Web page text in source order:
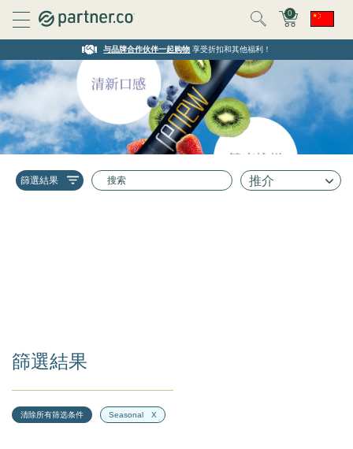
0
与品牌合作伙伴一起购物 享受折扣和其他福利！
篩選結果 推介
篩選結果
清除所有筛选条件 Seasonal X